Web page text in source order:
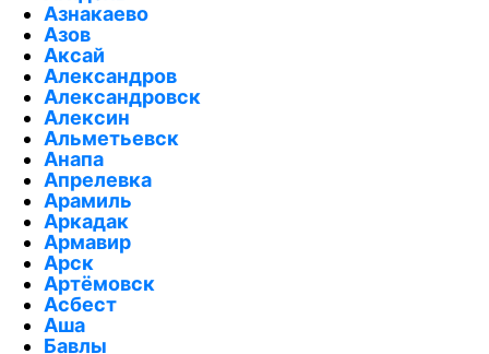
Азнакаево
Азов
Аксай
Александров
Александровск
Алексин
Альметьевск
Анапа
Апрелевка
Арамиль
Аркадак
Армавир
Арск
Артёмовск
Асбест
Аша
Бавлы